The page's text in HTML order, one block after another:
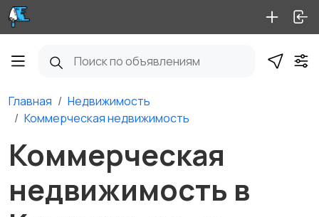
Главная
Недвижимость
Коммерческая недвижимость
Коммерческая
недвижимость в